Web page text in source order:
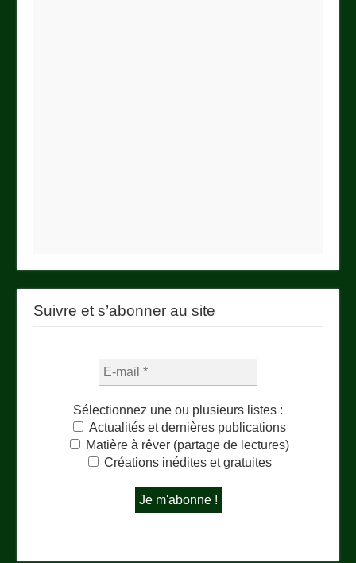
Suivre et s’abonner au site
Sélectionnez une ou plusieurs listes :
Actualités et dernières publications
Matière à rêver (partage de lectures)
Créations inédites et gratuites